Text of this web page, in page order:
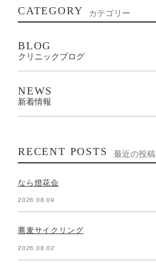
CATEGORY カテゴリー
BLOG
クリニックブログ
NEWS
新着情報
RECENT POSTS 最近の投稿
なら燈花会
2026.08.09
蕎麦サイクリング
2026.08.02